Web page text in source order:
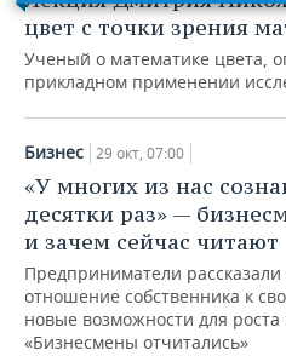
цвет с точки зрения
Ученый о математике цвета,
прикладном применении
Бизнес 29 окт, 07:00
«У многих из нас
десятки раз» —
и зачем сейчас читают
Предприниматели
отношение собственника к
новые возможности для
«Бизнесмены отчитались»